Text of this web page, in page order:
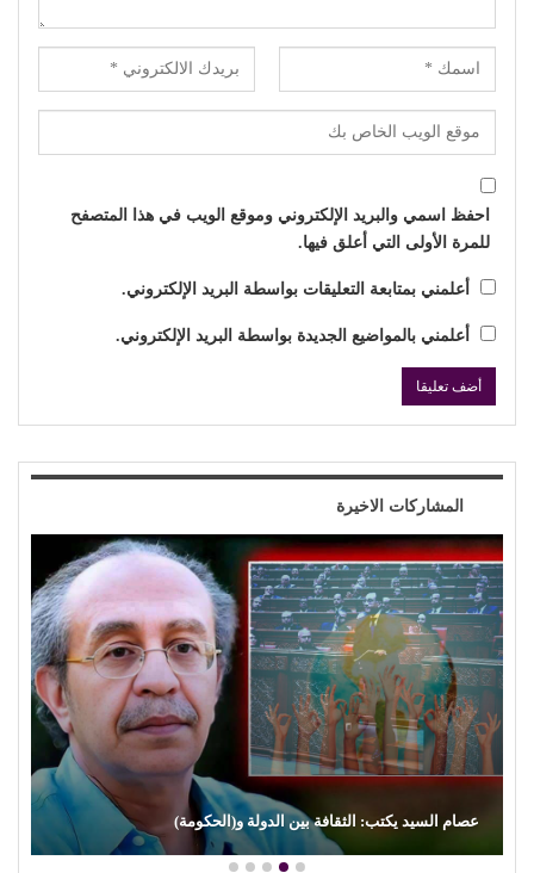
احفظ اسمي والبريد الإلكتروني وموقع الويب في هذا المتصفح
للمرة الأولى التي أعلق فيها.
أعلمني بمتابعة التعليقات بواسطة البريد الإلكتروني.
أعلمني بالمواضيع الجديدة بواسطة البريد الإلكتروني.
المشاركات الاخيرة
عصام السيد يكتب: الثقافة بين الدولة و(الحكومة)